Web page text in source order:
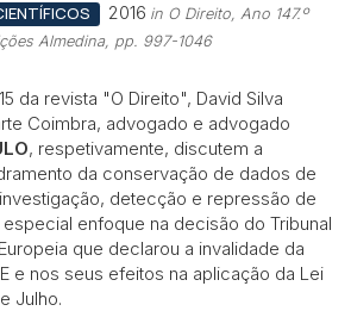
2016 in O Direito, Ano 147.º
Almedina, pp. 997-1046
da revista "O Direito", David Silva
Coimbra, advogado e advogado
, respetivamente, discutem a
da conservação de dados de
detecção e repressão de
enfoque na decisão do Tribunal
que declarou a invalidade da
e nos seus efeitos na aplicação da Lei
Julho.